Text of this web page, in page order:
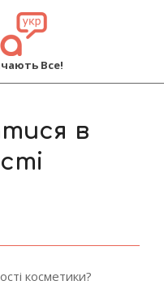
Все!
в
косметики?